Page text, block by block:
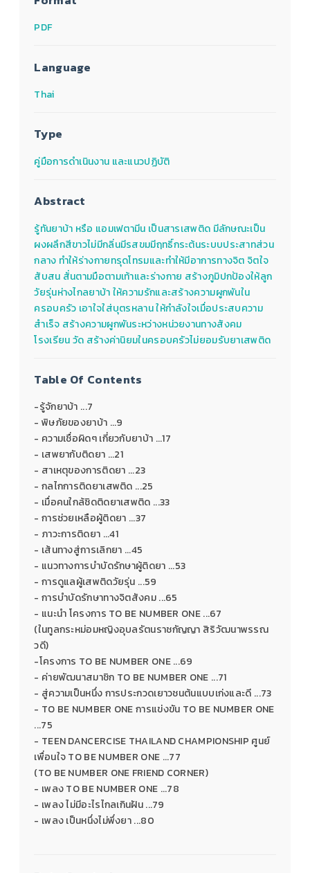
PDF
Language
Thai
Type
คู่มือการดำเนินงาน และแนวปฏิบัติ
Abstract
รู้ทันยาบ้า หรือ แอมเฟตามีน เป็นสารเสพติด มีลักษณะเป็น
ผงผลึกสีขาวไม่มีกลิ่นมีรสขมมีฤทธิ์กระต้นระบบประสาทส่วน
กลาง ทำให้ร่างกายทรุดโทรมและทำให้มีอาการทางจิต จิตใจ
สับสน สั่นตามมือตามเท้าและร่างกาย สร้างภูมิปกป้องให้ลูก
วัยรุ่นห่างไกลยาบ้า ให้ความรักและสร้างความผูกพันใน
ครอบครัว เอาใจใส่บุตรหลาน ให้กำลังใจเมื่อประสบความ
สำเร็จ สร้างความผูกพันระหว่างหน่วยงานทางสังคม
โรงเรียน วัด สร้างค่านิยมในครอบครัวไม่ยอมรับยาเสพติด
Table Of Contents
-รู้จักยาบ้า ...7
- พิษภัยของยาบ้า ...9
- ความเชื่อผิดๆ เกี่ยวกับยาบ้า ...17
- เสพยากับติดยา ...21
- สาเหตุของการติดยา ...23
- กลไกการติดยาเสพติด ...25
- เมื่อคนใกล้ชิดติดยาเสพติด ...33
- การช่วยเหลือผู้ติดยา ...37
- ภาวะการติดยา ...41
- เส้นทางสู่การเลิกยา ...45
- แนวทางการบําบัดรักษาผู้ติดยา ...53
- การดูแลผู้เสพติดวัยรุ่น ...59
- การบําบัดรักษาทางจิตสังคม ...65
- แนะนํา โครงการ TO BE NUMBER ONE ...67
(ในทูลกระหม่อมหญิงอุบลรัตนราชกัญญา สิริวัฒนาพรรณ
วดี)
-โครงการ TO BE NUMBER ONE ...69
- ค่ายพัฒนาสมาชิก TO BE NUMBER ONE ...71
- สู่ความเป็นหนึ่ง การประกวดเยาวชนต้นแบบเก่งและดี ...73
- TO BE NUMBER ONE การแข่งขัน TO BE NUMBER ONE
...75
- TEEN DANCERCISE THAILAND CHAMPIONSHIP ศูนย์
เพื่อนใจ TO BE NUMBER ONE ...77
(TO BE NUMBER ONE FRIEND CORNER)
- เพลง TO BE NUMBER ONE ...78
- เพลง ไม่มีอะไรไกลเกินฝัน ...79
- เพลง เป็นหนึ่งไม่พึ่งยา ...80